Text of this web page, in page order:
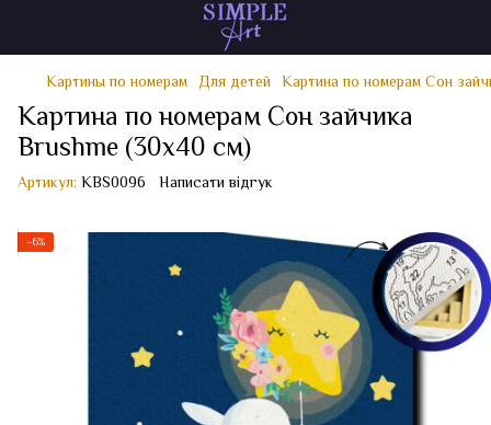
Картины по номерам Для детей Картина по номерам Сон
Картина по номерам Сон зайчика
Brushme (30x40 см)
Артикул: KBS0096 Написати відгук
−6%